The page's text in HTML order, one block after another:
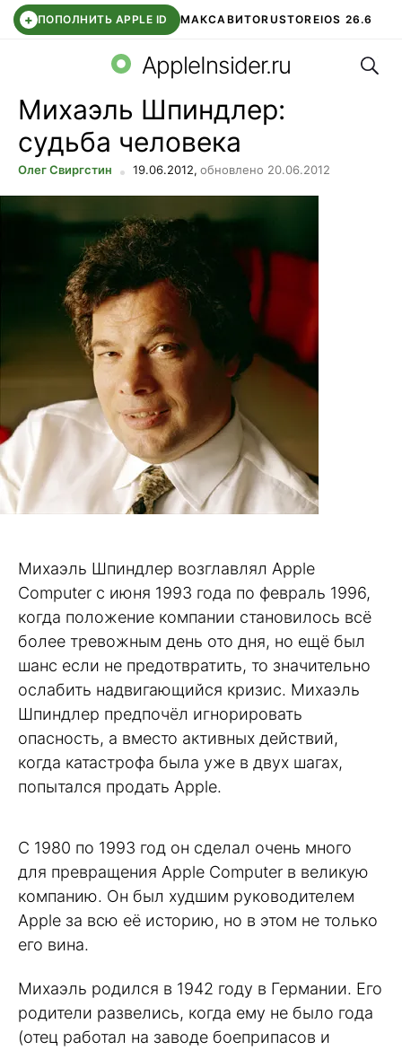
+ ПОПОЛНИТЬ APPLE ID МАКСАВИТОRUSTOREIOS 26.6
СБЕР КИДС ВТБ ОНЛАЙН ЧАТ В ROBLOX
AppleInsider.ru
Михаэль Шпиндлер:
судьба человека
Олег Свиргстин 19.06.2012, обновлено 20.06.2012
Михаэль Шпиндлер возглавлял Apple
Computer с июня 1993 года по февраль 1996,
когда положение компании становилось всё
более тревожным день ото дня, но ещё был
шанс если не предотвратить, то значительно
ослабить надвигающийся кризис. Михаэль
Шпиндлер предпочёл игнорировать
опасность, а вместо активных действий,
когда катастрофа была уже в двух шагах,
попытался продать Apple.
С 1980 по 1993 год он сделал очень много
для превращения Apple Computer в великую
компанию. Он был худшим руководителем
Apple за всю её историю, но в этом не только
его вина.
Михаэль родился в 1942 году в Германии. Его
родители развелись, когда ему не было года
(отец работал на заводе боеприпасов и